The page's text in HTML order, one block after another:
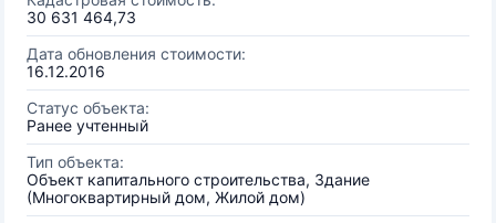
30 631 464,73
Дата обновления стоимости:
16.12.2016
Статус объекта:
Ранее учтенный
Тип объекта:
Объект капитального строительства, Здание
(Многоквартирный дом, Жилой дом)